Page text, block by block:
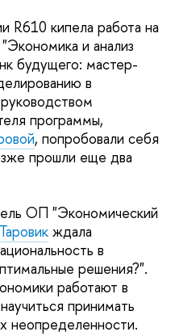
R610 кипела работа на
и анализ
будущего: мастер-
в
программы,
, попробовали себя
прошли еще два
ОП "Экономический
ждала
в
решения?".
работают в
принимать
неопределенности.